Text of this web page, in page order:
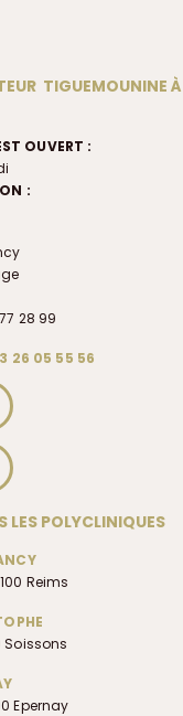
TIGUEMOUNINE À
OUVERT :
:
28 99
26 05 55 56
LES POLYCLINIQUES
Reims
Soissons
Epernay